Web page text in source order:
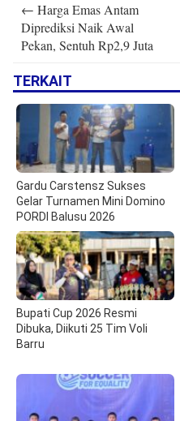
navigation
← Harga Emas Antam
Diprediksi Naik Awal
Pekan, Sentuh Rp2,9 Juta
TERKAIT
Gardu Carstensz Sukses
Gelar Turnamen Mini Domino
PORDI Balusu 2026
Bupati Cup 2026 Resmi
Dibuka, Diikuti 25 Tim Voli
Barru